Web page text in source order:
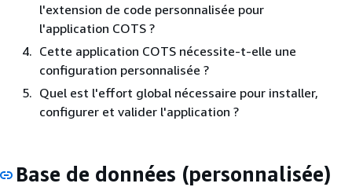
l'extension de code personnalisée pour
l'application COTS ?
Cette application COTS nécessite-t-elle une
configuration personnalisée ?
Quel est l'effort global nécessaire pour installer,
configurer et valider l'application ?
Base de données (personnalisée)